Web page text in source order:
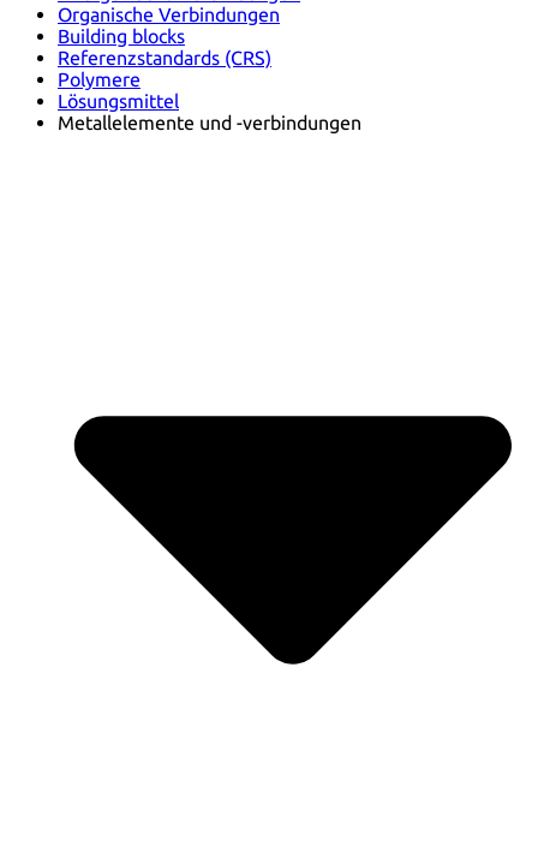
Organische Verbindungen
Building blocks
Referenzstandards (CRS)
Polymere
Lösungsmittel
Metallelemente und -verbindungen